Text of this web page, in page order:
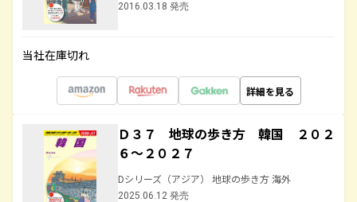
2016.03.18 発売
当社在庫切れ
詳細を見る
Ｄ３７ 地球の歩き方 韓国 ２０２
６～２０２７
Dシリーズ（アジア） 地球の歩き方 海外
2025.06.12 発売